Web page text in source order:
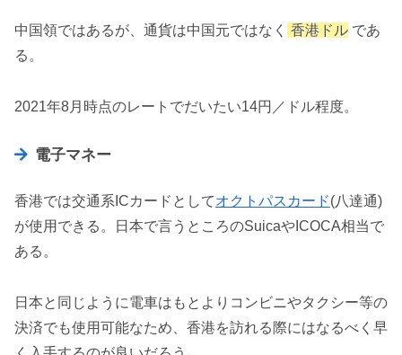
中国領ではあるが、通貨は中国元ではなく 香港ドル であ
る。
2021年8月時点のレートでだいたい14円／ドル程度。
電子マネー
香港では交通系ICカードとしてオクトパスカード(八達通)
が使用できる。日本で言うところのSuicaやICOCA相当で
ある。
日本と同じように電車はもとよりコンビニやタクシー等の
決済でも使用可能なため、香港を訪れる際にはなるべく早